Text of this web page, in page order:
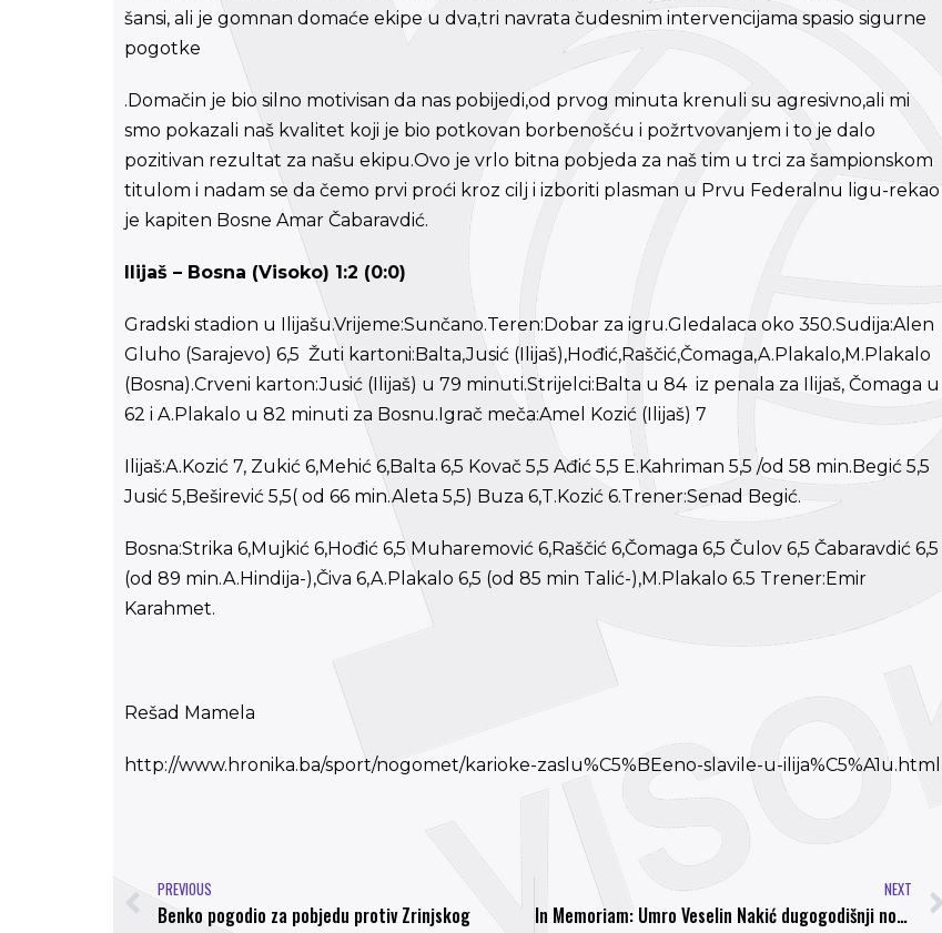
šansi, ali je gomnan domaće ekipe u dva,tri navrata čudesnim intervencijama spasio sigurne
pogotke
.Domačin je bio silno motivisan da nas pobijedi,od prvog minuta krenuli su agresivno,ali mi
smo pokazali naš kvalitet koji je bio potkovan borbenošću i požrtvovanjem i to je dalo
pozitivan rezultat za našu ekipu.Ovo je vrlo bitna pobjeda za naš tim u trci za šampionskom
titulom i nadam se da čemo prvi proći kroz cilj i izboriti plasman u Prvu Federalnu ligu-rekao
je kapiten Bosne Amar Čabaravdić.
Ilijaš – Bosna (Visoko) 1:2 (0:0)
Gradski stadion u Ilijašu.Vrijeme:Sunčano.Teren:Dobar za igru.Gledalaca oko 350.Sudija:Alen
Gluho (Sarajevo) 6,5 Žuti kartoni:Balta,Jusić (Ilijaš),Hođić,Raščić,Čomaga,A.Plakalo,M.Plakalo
(Bosna).Crveni karton:Jusić (Ilijaš) u 79 minuti.Strijelci:Balta u 84 iz penala za Ilijaš, Čomaga u
62 i A.Plakalo u 82 minuti za Bosnu.Igrač meča:Amel Kozić (Ilijaš) 7
Ilijaš:A.Kozić 7, Zukić 6,Mehić 6,Balta 6,5 Kovač 5,5 Ađić 5,5 E.Kahriman 5,5 /od 58 min.Begić 5,5
Jusić 5,Beširević 5,5( od 66 min.Aleta 5,5) Buza 6,T.Kozić 6.Trener:Senad Begić.
Bosna:Strika 6,Mujkić 6,Hođić 6,5 Muharemović 6,Raščić 6,Čomaga 6,5 Čulov 6,5 Čabaravdić 6,5
(od 89 min.A.Hindija-),Čiva 6,A.Plakalo 6,5 (od 85 min Talić-),M.Plakalo 6.5 Trener:Emir
Karahmet.
Rešad Mamela
http://www.hronika.ba/sport/nogomet/karioke-zaslu%C5%BEeno-slavile-u-ilija%C5%A1u.html
PREVIOUS
Benko pogodio za pobjedu protiv Zrinjskog
NEXT
In Memoriam: Umro Veselin Nakić dugogodišnji nogometni radnik iz Zavidovića